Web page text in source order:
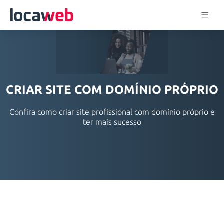
CRIAR SITE COM DOMÍNIO PRÓPRIO
Confira como criar site profissional com domínio próprio e
ter mais sucesso